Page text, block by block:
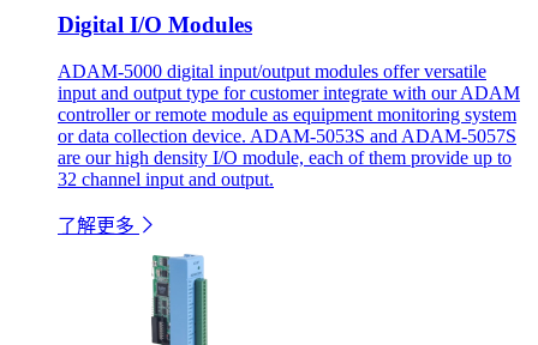
Digital I/O Modules
ADAM-5000 digital input/output modules offer versatile
input and output type for customer integrate with our ADAM
controller or remote module as equipment monitoring system
or data collection device. ADAM-5053S and ADAM-5057S
are our high density I/O module, each of them provide up to
32 channel input and output.
了解更多